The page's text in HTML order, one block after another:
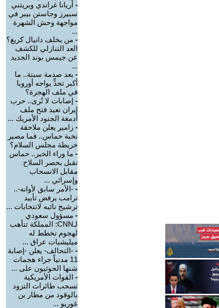
- أريانا غراندي وبريتني
سبيرز وجاستن بيبر في
مواجهة وحش الشهرة
...
- من يخلف دانيال كريغ؟
العد التنازلي للكشف
عن جيمس بوند الجديد
...
- بعد صدمة سبتة.. ما
أكبر تحدٍّ يواجه أوروبا
في ملف الهجرة؟
- إصابات لا تُرى.. حرب
إيران تعيد فتح ملف
أدمغة الجنود الأمريك ...
- زامير يعلن ملاحقة
نخبة حماس.. فما مصير
خريطة مجلس السلام؟
- ما وراء الخبر.. حماس
تقبل بحصر السلاح
مقابل الانسحاب
وإسرائي ...
- -الأمر سابق لأوانه-..
ترامب يرفض تأييد
ترشيح نائبه لانتخابات ...
- مسؤول سعودي
لـCNN: المملكة تتأهب
لهجوم تخطط له
ميليشيات عراق ...
- -التحالف- يعلن -إصابة
11 مدنياً جراء هجمات
شنها الحوثيون على ...
- القوات الأمريكية
تسحب طائرات التزود
بالوقود من مطار بن
غوريو ...